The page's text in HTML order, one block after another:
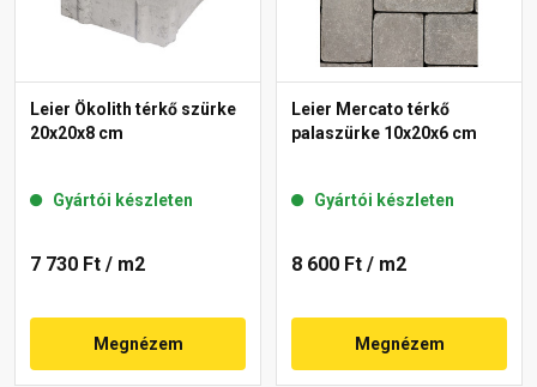
Leier Ökolith térkő szürke
20x20x8 cm
Gyártói készleten
7 730 Ft / m2
Megnézem
Leier Mercato térkő
palaszürke 10x20x6 cm
Gyártói készleten
8 600 Ft / m2
Megnézem